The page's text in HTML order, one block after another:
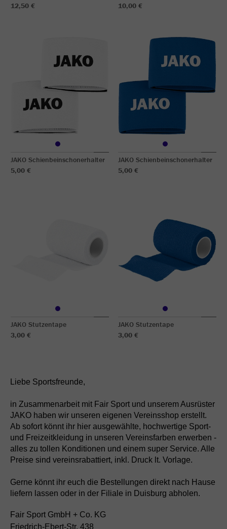
12,50 €
10,00 €
JAKO Schienbeinschonerhalter
5,00 €
JAKO Schienbeinschonerhalter
5,00 €
JAKO Stutzentape
3,00 €
JAKO Stutzentape
3,00 €
Liebe Sportsfreunde,
in Zusammenarbeit mit Fair Sport und unserem Ausrüster
JAKO haben wir unseren eigenen Vereinsshop erstellt.
Ab sofort könnt ihr hier ausgewählte, hochwertige Sport-
und Freizeitkleidung in unseren Vereinsfarben erwerben -
alles zu tollen Konditionen und einem super Service. Alle
Preise sind vereinsrabattiert, inkl. Druck lt. Vorlage.
Gerne könnt ihr euch die Bestellungen direkt nach Hause
liefern lassen oder in der Filiale in Duisburg abholen.
Fair Sport GmbH + Co. KG
Friedrich-Ebert-Str. 438